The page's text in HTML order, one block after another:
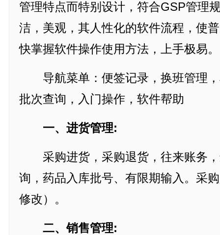
管理特点而特别设计，符合GSP管理
洁，美观，其人性化的软件流程，使
快掌握软件操作使用方法，上手极易。
导航菜单：便签记录，换班管理，
批次查询，入门操作，软件帮助
一、进货管理:
采购进货，采购退货，往来账务，
询，药品入库批号、有限期输入。采
修改）。
二、销售管理: